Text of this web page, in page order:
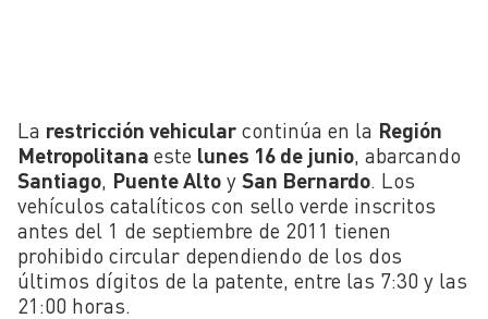
La restricción vehicular continúa en la Región
Metropolitana este lunes 16 de junio , abarcando
Santiago Puente Alto y San Bernardo . Los
vehículos catalíticos con sello verde inscritos
antes del 1 de septiembre de 2011 tienen
prohibido circular dependiendo de los dos
últimos dígitos de la patente, entre las 7:30 y las
21:00 horas.